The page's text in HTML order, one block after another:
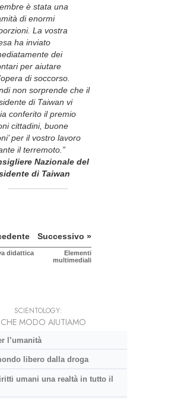
è stata una
di enormi
La vostra
ha inviato
dei
per aiutare
di soccorso.
non sorprende che il
di Taiwan vi
conferito il premio
cittadini, buone
per il vostro lavoro
il terremoto.”
Nazionale del
di Taiwan
didattica
Successivo »
Elementi
multimediali
SCIENTOLOGY:
MODO AIUTIAMO
l’umanità
libero dalla droga
umani una realtà in tutto il